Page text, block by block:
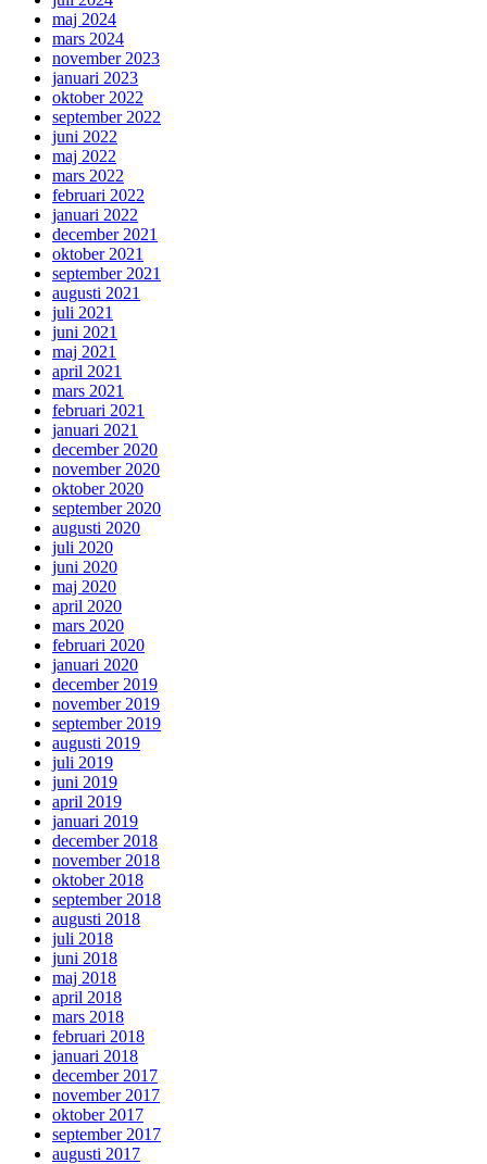
maj 2024
mars 2024
november 2023
januari 2023
oktober 2022
september 2022
juni 2022
maj 2022
mars 2022
februari 2022
januari 2022
december 2021
oktober 2021
september 2021
augusti 2021
juli 2021
juni 2021
maj 2021
april 2021
mars 2021
februari 2021
januari 2021
december 2020
november 2020
oktober 2020
september 2020
augusti 2020
juli 2020
juni 2020
maj 2020
april 2020
mars 2020
februari 2020
januari 2020
december 2019
november 2019
september 2019
augusti 2019
juli 2019
juni 2019
april 2019
januari 2019
december 2018
november 2018
oktober 2018
september 2018
augusti 2018
juli 2018
juni 2018
maj 2018
april 2018
mars 2018
februari 2018
januari 2018
december 2017
november 2017
oktober 2017
september 2017
augusti 2017